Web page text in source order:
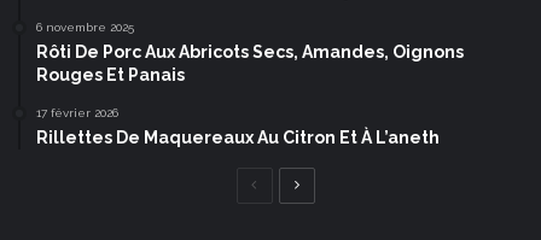
6 novembre 2025
Rôti De Porc Aux Abricots Secs, Amandes, Oignons
Rouges Et Panais
17 février 2026
Rillettes De Maquereaux Au Citron Et À L’aneth
Page